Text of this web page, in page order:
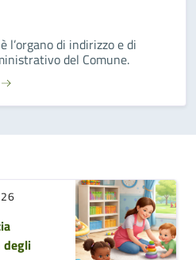
l’organo di indirizzo e di
del Comune.
degli